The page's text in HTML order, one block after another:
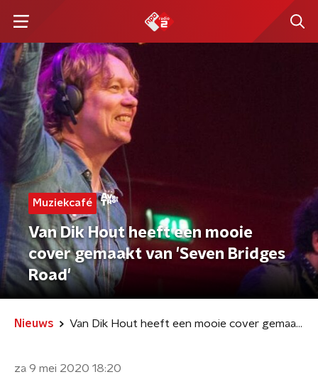
Muziekcafé
Van Dik Hout heeft een mooie
cover gemaakt van 'Seven Bridges
Road'
Nieuws Van Dik Hout heeft een mooie cover gemaakt van 'Seven Bridges Road'
za 9 mei 2020 18:20